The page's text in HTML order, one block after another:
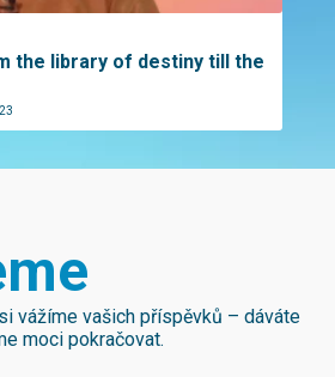
the library of destiny till the
vážíme vašich příspěvků – dáváte
moci pokračovat.